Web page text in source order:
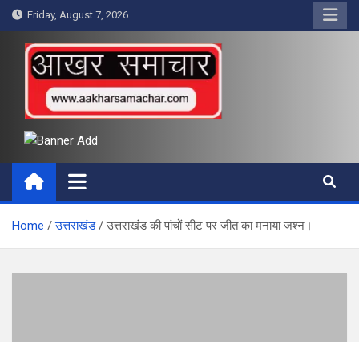
Skip
to
content
Friday, August 7, 2026
आखर समाचार
Home उत्तराखंड उत्तराखंड की पांचों सीट पर जीत का मनाया जश्न।